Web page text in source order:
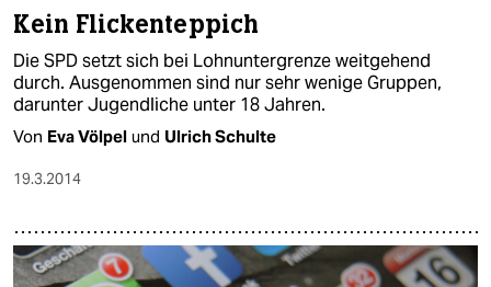
Kein Flickenteppich
Die SPD setzt sich bei Lohnuntergrenze weitgehend
durch. Ausgenommen sind nur sehr wenige Gruppen,
darunter Jugendliche unter 18 Jahren.
Von Eva Völpel und Ulrich Schulte
19.3.2014